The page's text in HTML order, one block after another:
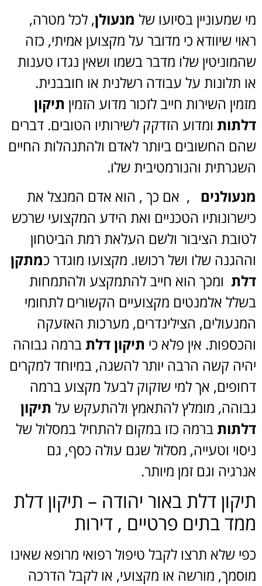
מי שמעוניין בסיועו של מנעולן, לכל מטרה,
ראוי שיוודא כי מדובר על מקצוען אמיתי, כזה
שהמוניטין שלו מדבר בשמו ושאין נגדו טענות
או תלונות על עבודה רשלנית או חובבנית.
מזמין השירות חייב לזכור מדוע הזמין תיקון
דלתות ומדוע הזדקק לשירותיו הטובים. דברים
שהם החשובים ביותר לאדם ולהתנהלות החיים
השגרתית והנורמטיבית שלו.
מנעולנים , אם כך , הוא אדם המנצל את
כישרונותיו הטכניים ואת הידע המקצועי שרכש
לטובת הציבור ולשם העלאת רמת הביטחון
וההגנה שלו ושל רכושו. מקצועו מוגדר כמתקן
דלת ומכך הוא חייב להתמקצע ולהתמחות
בשלל אלמנטים מקצועיים הקשורים לתחומי
המנעולים, הצילינדרים, מערכות האזעקה
והכספות. אין פלא כי תיקון דלתברמה גבוהה
יהיה קשה הרבה יותר להשגה, במיוחד למקרים
דחופים, אך למי שזקוק לבעל מקצוע ברמה
גבוהה, מומלץ להתאמץ ולהתעקש על תיקון
דלתותברמה כזו במקום להתחיל במסלול של
ניסוי וטעייה, מסלול שגם עולה כסף, גם
אנרגיה וגם זמן מיותר.
תיקון דלת באור יהודה – תיקון דלת
ממד בתים פרטיים , דירות
כפי שלא תרצו לקבל טיפול רפואי מרופא שאינו
מוסמך, מורשה או מקצועי, או לקבל הדרכה